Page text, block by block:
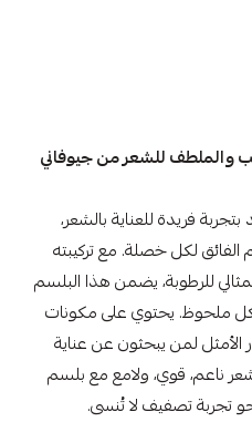
المتوازن يعد بتجربة فريدة للعناية بالشعر،
الفائق لكل خصلة. مع تركيبته
للرطوبة، يضمن هذا البلسم
ملحوظ. يحتوي على مكونات
الأمثل لمن يبحثون عن عناية
ناعم، قوي، ولامع مع بلسم